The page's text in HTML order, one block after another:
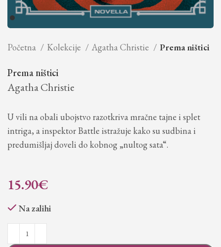
Početna Kolekcije Agatha Christie Prema ništici
Prema ništici
Agatha Christie
U vili na obali ubojstvo razotkriva mračne tajne i splet
intriga, a inspektor Battle istražuje kako su sudbina i
predumišljaj doveli do kobnog „nultog sata“.
15.90€
Na zalihi